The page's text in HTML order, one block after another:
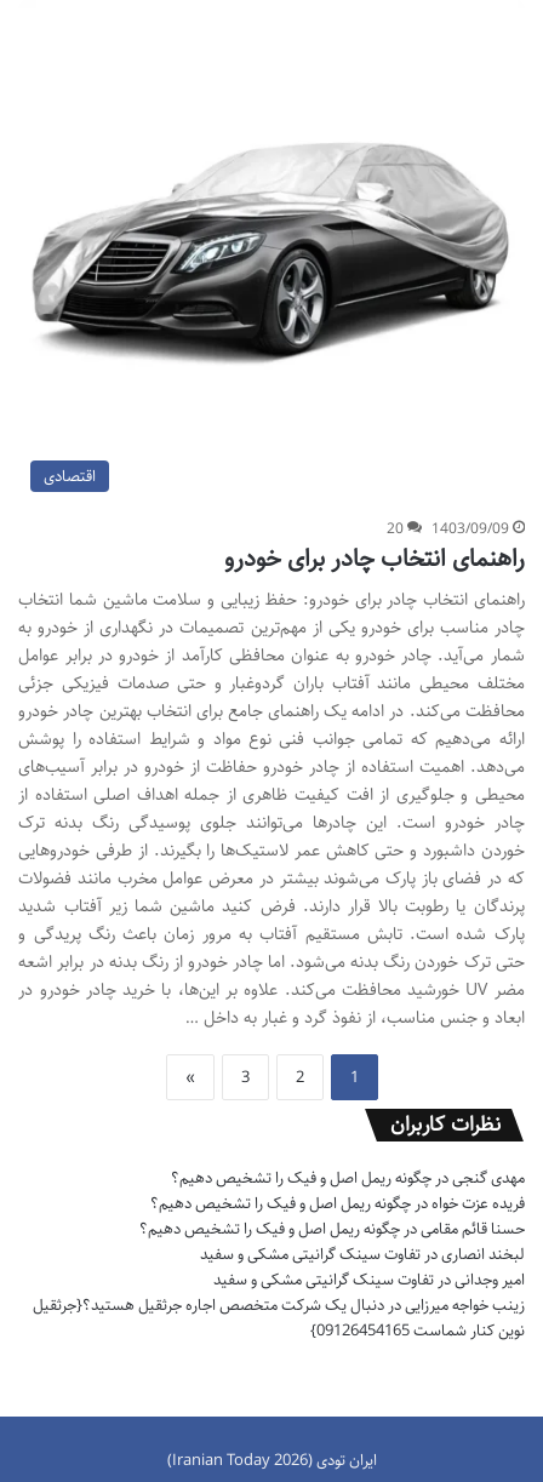
اقتصادی
1403/09/09
20
راهنمای انتخاب چادر برای خودرو
راهنمای انتخاب چادر برای خودرو: حفظ زیبایی و سلامت ماشین شما انتخاب
چادر مناسب برای خودرو یکی از مهم‌ترین تصمیمات در نگهداری از خودرو به
شمار می‌آید. چادر خودرو به عنوان محافظی کارآمد از خودرو در برابر عوامل
مختلف محیطی مانند آفتاب باران گردوغبار و حتی صدمات فیزیکی جزئی
محافظت می‌کند. در ادامه یک راهنمای جامع برای انتخاب بهترین چادر خودرو
ارائه می‌دهیم که تمامی جوانب فنی نوع مواد و شرایط استفاده را پوشش
می‌دهد. اهمیت استفاده از چادر خودرو حفاظت از خودرو در برابر آسیب‌های
محیطی و جلوگیری از افت کیفیت ظاهری از جمله اهداف اصلی استفاده از
چادر خودرو است. این چادرها می‌توانند جلوی پوسیدگی رنگ بدنه ترک
خوردن داشبورد و حتی کاهش عمر لاستیک‌ها را بگیرند. از طرفی خودروهایی
که در فضای باز پارک می‌شوند بیشتر در معرض عوامل مخرب مانند فضولات
پرندگان یا رطوبت بالا قرار دارند. فرض کنید ماشین شما زیر آفتاب شدید
پارک شده است. تابش مستقیم آفتاب به مرور زمان باعث رنگ پریدگی و
حتی ترک خوردن رنگ بدنه می‌شود. اما چادر خودرو از رنگ بدنه در برابر اشعه
مضر UV خورشید محافظت می‌کند. علاوه بر این‌ها، با خرید چادر خودرو در
ابعاد و جنس مناسب، از نفوذ گرد و غبار به داخل …
1
2
3
»
نظرات کاربران
مهدی گنجیدر چگونه ریمل اصل و فیک را تشخیص دهیم؟
فریده عزت خواهدر چگونه ریمل اصل و فیک را تشخیص دهیم؟
حسنا قائم مقامیدر چگونه ریمل اصل و فیک را تشخیص دهیم؟
لبخند انصاریدر تفاوت سینک گرانیتی مشکی و سفید
امیر وجدانیدر تفاوت سینک گرانیتی مشکی و سفید
زینب خواجه میرزاییدر دنبال یک شرکت متخصص اجاره جرثقیل هستید؟{جرثقیل
نوین کنار شماست 09126454165}
ایران تودی (Iranian Today 2026)